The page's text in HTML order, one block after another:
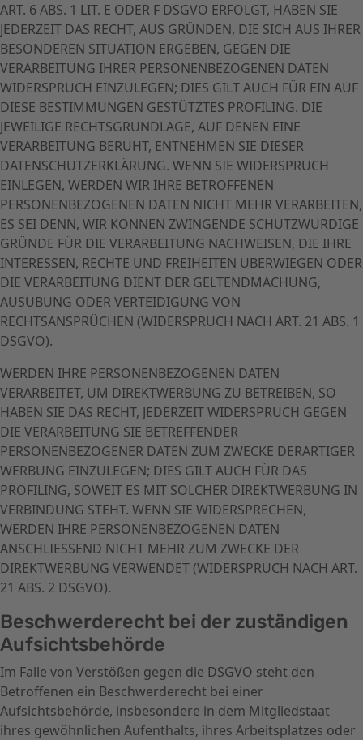
ART. 6 ABS. 1 LIT. E ODER F DSGVO ERFOLGT, HABEN SIE
JEDERZEIT DAS RECHT, AUS GRÜNDEN, DIE SICH AUS IHRER
BESONDEREN SITUATION ERGEBEN, GEGEN DIE
VERARBEITUNG IHRER PERSONENBEZOGENEN DATEN
WIDERSPRUCH EINZULEGEN; DIES GILT AUCH FÜR EIN AUF
DIESE BESTIMMUNGEN GESTÜTZTES PROFILING. DIE
JEWEILIGE RECHTSGRUNDLAGE, AUF DENEN EINE
VERARBEITUNG BERUHT, ENTNEHMEN SIE DIESER
DATENSCHUTZERKLÄRUNG. WENN SIE WIDERSPRUCH
EINLEGEN, WERDEN WIR IHRE BETROFFENEN
PERSONENBEZOGENEN DATEN NICHT MEHR VERARBEITEN,
ES SEI DENN, WIR KÖNNEN ZWINGENDE SCHUTZWÜRDIGE
GRÜNDE FÜR DIE VERARBEITUNG NACHWEISEN, DIE IHRE
INTERESSEN, RECHTE UND FREIHEITEN ÜBERWIEGEN ODER
DIE VERARBEITUNG DIENT DER GELTENDMACHUNG,
AUSÜBUNG ODER VERTEIDIGUNG VON
RECHTSANSPRÜCHEN (WIDERSPRUCH NACH ART. 21 ABS. 1
DSGVO).
WERDEN IHRE PERSONENBEZOGENEN DATEN
VERARBEITET, UM DIREKTWERBUNG ZU BETREIBEN, SO
HABEN SIE DAS RECHT, JEDERZEIT WIDERSPRUCH GEGEN
DIE VERARBEITUNG SIE BETREFFENDER
PERSONENBEZOGENER DATEN ZUM ZWECKE DERARTIGER
WERBUNG EINZULEGEN; DIES GILT AUCH FÜR DAS
PROFILING, SOWEIT ES MIT SOLCHER DIREKTWERBUNG IN
VERBINDUNG STEHT. WENN SIE WIDERSPRECHEN,
WERDEN IHRE PERSONENBEZOGENEN DATEN
ANSCHLIESSEND NICHT MEHR ZUM ZWECKE DER
DIREKTWERBUNG VERWENDET (WIDERSPRUCH NACH ART.
21 ABS. 2 DSGVO).
Beschwerde­recht bei der zuständigen
Aufsichts­behörde
Im Falle von Verstößen gegen die DSGVO steht den
Betroffenen ein Beschwerderecht bei einer
Aufsichtsbehörde, insbesondere in dem Mitgliedstaat
ihres gewöhnlichen Aufenthalts, ihres Arbeitsplatzes oder